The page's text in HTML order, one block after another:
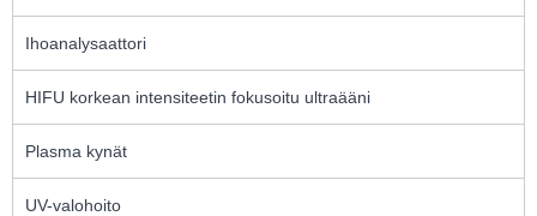
Ihoanalysaattori
HIFU korkean intensiteetin fokusoitu ultraääni
Plasma kynät
UV-valohoito